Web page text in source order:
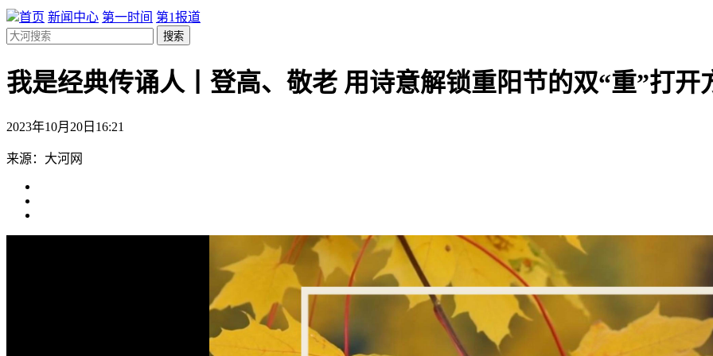
首页 新闻中心 第一时间 第1报道
搜索
我是经典传诵人丨登高、敬老 用诗意解锁重阳节的双“重”打开
2023年10月20日16:21
来源：大河网